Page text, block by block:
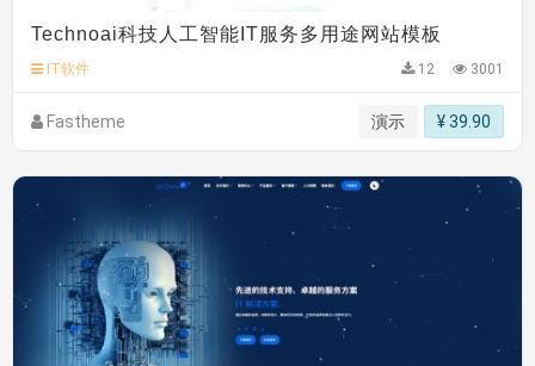
C**y 安装《双语言响应式科技通用模板》 免费
hk****71 安装《
￥10.00
Technoai科技人工智能IT服务多用途网站模板
IT软件 12 3001
Fastheme 演示 ¥ 39.90